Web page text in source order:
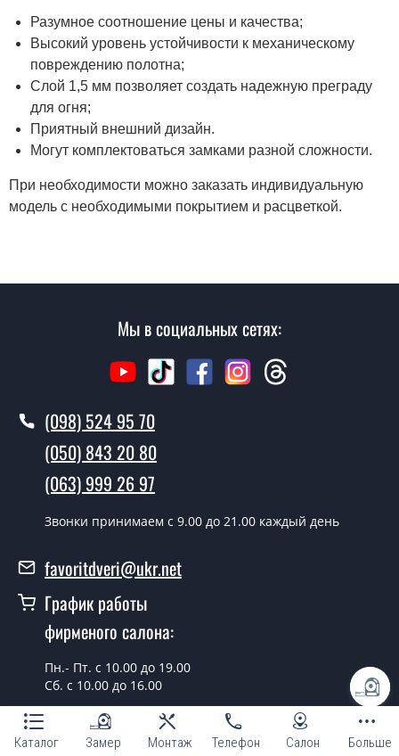
Каталог Замер Монтаж Телефон Салон Больше
Разумное соотношение цены и качества;
Высокий уровень устойчивости к механическому
повреждению полотна;
Слой 1,5 мм позволяет создать надежную преграду
для огня;
Приятный внешний дизайн.
Могут комплектоваться замками разной сложности.
При необходимости можно заказать индивидуальную
модель с необходимыми покрытием и расцветкой.
Мы в социальных сетях:
(098) 524 95 70
(050) 843 20 80
(063) 999 26 97
Звонки принимаем c 9.00 до 21.00 каждый день
favoritdveri@ukr.net
График работы
фирменого салона:
Пн.- Пт. с 10.00 до 19.00
Сб. с 10.00 до 16.00
г. Киев, просп. Бажана, 14